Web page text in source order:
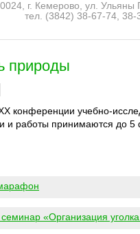
г. Кемерово, ул. Ульяны
тел. (3842) 38-67-74, 38-
природы
конференции учебно-
и работы принимаются до 5
«Организация